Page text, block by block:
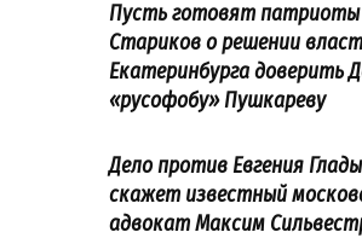
Пусть готовят
Стариков о решении
Екатеринбурга доверить
«русофобу» Пушкареву
Дело против Евгения
скажет известный
адвокат Максим